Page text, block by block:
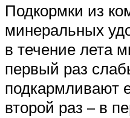
Подкормки из
минеральных
в течение лета
первый раз
подкармливают
второй раз – в